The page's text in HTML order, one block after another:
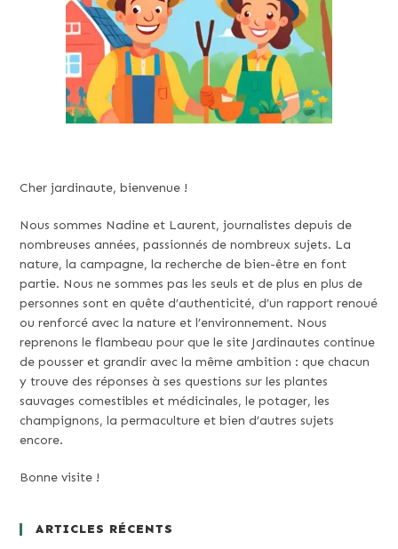
Cher jardinaute, bienvenue !
Nous sommes Nadine et Laurent, journalistes depuis de
nombreuses années, passionnés de nombreux sujets. La
nature, la campagne, la recherche de bien-être en font
partie. Nous ne sommes pas les seuls et de plus en plus de
personnes sont en quête d’authenticité, d’un rapport renoué
ou renforcé avec la nature et l’environnement. Nous
reprenons le flambeau pour que le site Jardinautes continue
de pousser et grandir avec la même ambition : que chacun
y trouve des réponses à ses questions sur les plantes
sauvages comestibles et médicinales, le potager, les
champignons, la permaculture et bien d’autres sujets
encore.
Bonne visite !
ARTICLES RÉCENTS